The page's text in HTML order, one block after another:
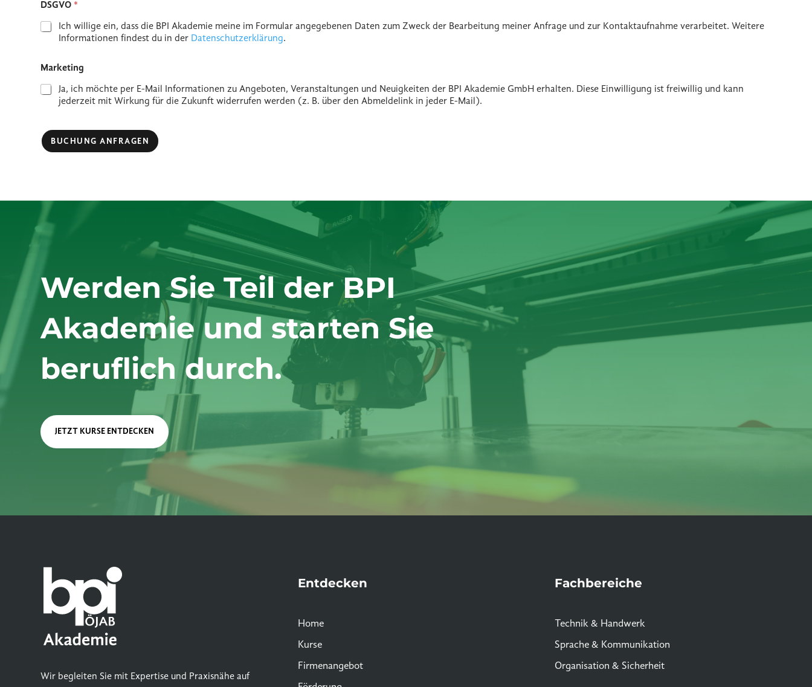
DSGVO*
Ich willige ein, dass die BPI Akademie meine im Formular angegebenen Daten zum Zweck der Bearbeitung meiner Anfrage und zur Kontaktaufnahme verarbeitet. Weitere
Informationen findest du in der Datenschutzerklärung.
Marketing
Ja, ich möchte per E-Mail Informationen zu Angeboten, Veranstaltungen und Neuigkeiten der BPI Akademie GmbH erhalten. Diese Einwilligung ist freiwillig und kann
jederzeit mit Wirkung für die Zukunft widerrufen werden (z. B. über den Abmeldelink in jeder E-Mail).
BUCHUNG ANFRAGEN
Werden Sie Teil der BPI
Akademie und starten Sie
beruflich durch.
JETZT KURSE ENTDECKEN
Wir begleiten Sie mit Expertise und Praxisnähe auf
Entdecken
Home
Kurse
Firmenangebot
Fachbereiche
Technik & Handwerk
Sprache & Kommunikation
Organisation & Sicherheit